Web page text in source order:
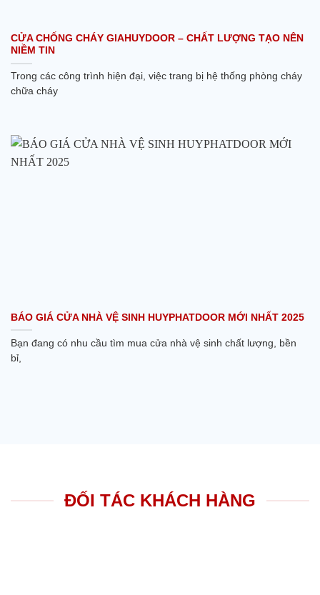
CỬA CHỐNG CHÁY GIAHUYDOOR – CHẤT LƯỢNG TẠO NÊN
NIỀM TIN
Trong các công trình hiện đại, việc trang bị hệ thống phòng cháy
chữa cháy
BÁO GIÁ CỬA NHÀ VỆ SINH HUYPHATDOOR MỚI NHẤT 2025
Bạn đang có nhu cầu tìm mua cửa nhà vệ sinh chất lượng, bền
bỉ,
ĐỐI TÁC KHÁCH HÀNG